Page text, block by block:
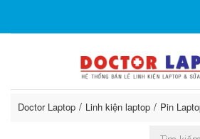
Doctor Laptop Linh kiện laptop Pin